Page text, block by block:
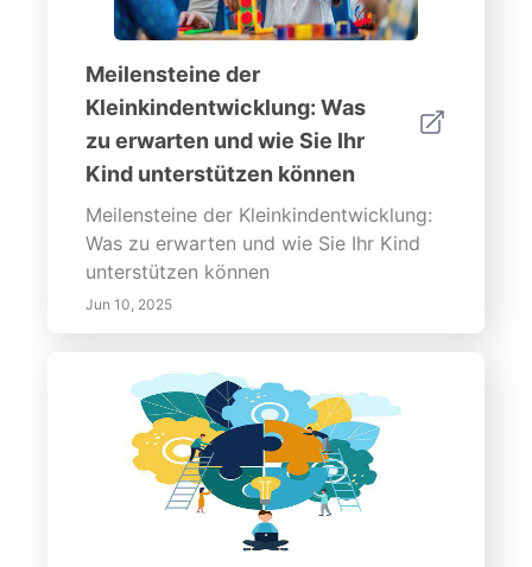
Meilensteine der
Kleinkindentwicklung: Was
zu erwarten und wie Sie Ihr
Kind unterstützen können
Meilensteine der Kleinkindentwicklung:
Was zu erwarten und wie Sie Ihr Kind
unterstützen können
Jun 10, 2025